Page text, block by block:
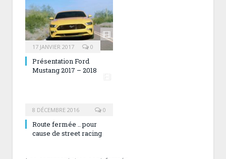
17 JANVIER 2017 0
Présentation Ford
Mustang 2017 – 2018
8 DÉCEMBRE 2016 0
Route fermée .. pour
cause de street racing